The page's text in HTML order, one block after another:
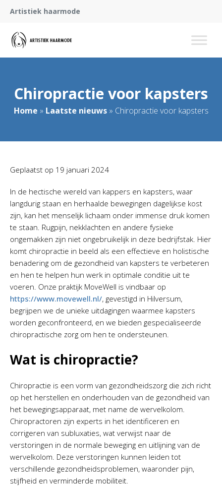
Artistiek haarmode
Chiropractie voor kapsters
Home » Laatste nieuws» Chiropractie voor kapsters
Geplaatst op 19 januari 2024
In de hectische wereld van kappers en kapsters, waar
langdurig staan en herhaalde bewegingen dagelijkse kost
zijn, kan het menselijk lichaam onder immense druk komen
te staan. Rugpijn, nekklachten en andere fysieke
ongemakken zijn niet ongebruikelijk in deze bedrijfstak. Hier
komt chiropractie in beeld als een effectieve en holistische
benadering om de gezondheid van kapsters te verbeteren
en hen te helpen hun werk in optimale conditie uit te
voeren. Onze praktijk MoveWell is vindbaar op
https://www.movewell.nl/, gevestigd in Hilversum,
begrijpen we de unieke uitdagingen waarmee kapsters
worden geconfronteerd, en we bieden gespecialiseerde
chiropractische zorg om hen te ondersteunen.
Wat is chiropractie?
Chiropractie is een vorm van gezondheidszorg die zich richt
op het herstellen en onderhouden van de gezondheid van
het bewegingsapparaat, met name de wervelkolom.
Chiropractoren zijn experts in het identificeren en
corrigeren van subluxaties, wat verwijst naar de
verstoringen in de normale beweging en uitlijning van de
wervelkolom. Deze verstoringen kunnen leiden tot
verschillende gezondheidsproblemen, waaronder pijn,
stijfheid en verminderde mobiliteit.